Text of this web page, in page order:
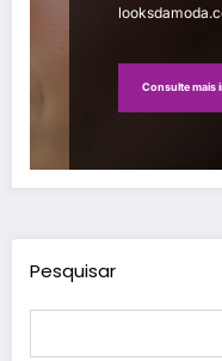
Consulte mais
Pesquisar